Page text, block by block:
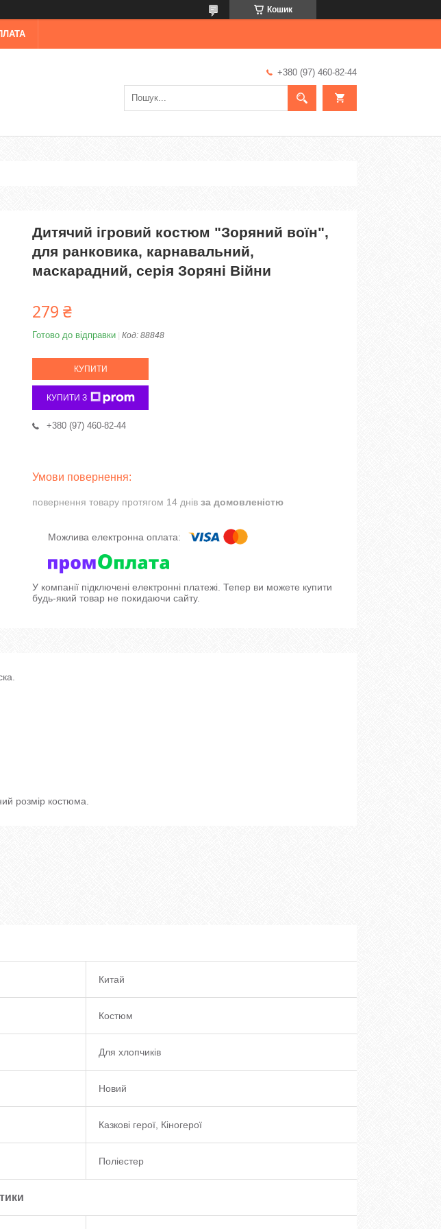
Кошик
+380 (97) 460-82-44
Дитячий ігровий костюм "Зоряний воїн",
для ранковика, карнавальний,
маскарадний, серія Зоряні Війни
279 ₴
Готово до відправки Код: 88848
КУПИТИ
КУПИТИ З
+380 (97) 460-82-44
повернення товару протягом 14 днів за домовленістю
У компанії підключені електронні платежі. Тепер ви можете купити
будь-який товар не покидаючи сайту.
розмір костюма.
Китай
Костюм
Для хлопчиків
Новий
Казкові герої, Кіногерої
Поліестер